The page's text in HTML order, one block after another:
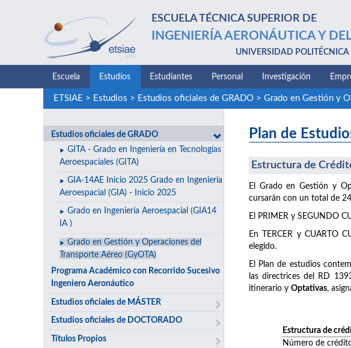
ESCUELA TÉCNICA SUPERIOR DE
INGENIERÍA AERONÁUTICA Y
UNIVERSIDAD
Escuela Estudios Estudiantes Personal Investigación
ETSIAE > Estudios > Estudios oficiales de GRADO> Grado en Gestión y
Estudios oficiales de GRADO
GITA - Grado en Ingeniería en Tecnologías
Aeroespaciales (GITA)
GIA-14AE Inicio 2025 Grado en Ingeniería
Aeroespacial (GIA) - Inicio 2025
Grado en Ingeniería Aeroespacial (GIA14
IA )
Grado en Gestión y Operaciones del
Transporte Aéreo (GyOTA)
Programa Académico con Recorrido Sucesivo
Ingeniero Aeronáutico
Estudios oficiales de MÁSTER
Estudios oficiales de DOCTORADO
Títulos Propios
Plan de
Estructura de
El Grado en Gestión y
cursarán con un total de
El PRIMER y SEGUNDO
En TERCER y CUARTO
elegido.
El Plan de estudios
las directrices del RD
itinerario y Optativas,
Estructura de
Número de